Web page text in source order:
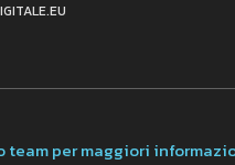
team per maggiori